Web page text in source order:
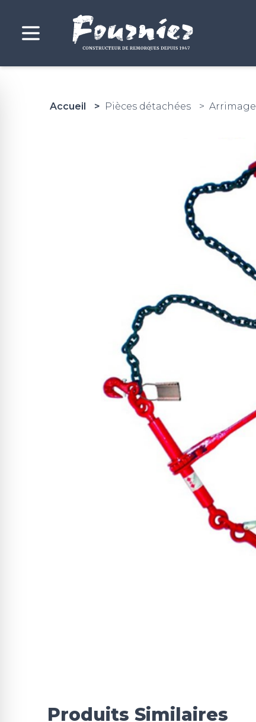
Accueil Pièces détachées Arrimage
Produits Similaires